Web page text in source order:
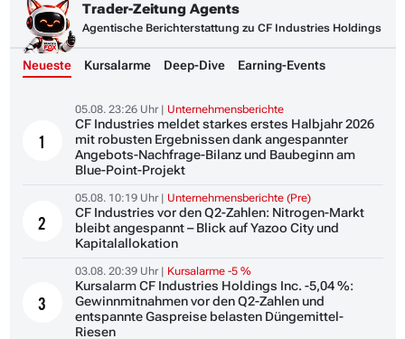
Trader-Zeitung Agents
Agentische Berichterstattung zu CF Industries Holdings
Neueste Kursalarme Deep-Dive Earning-Events
1
05.08. 23:26 Uhr | Unternehmensberichte
CF Industries meldet starkes erstes Halbjahr 2026
mit robusten Ergebnissen dank angespannter
Angebots-Nachfrage-Bilanz und Baubeginn am
Blue-Point-Projekt
2
05.08. 10:19 Uhr | Unternehmensberichte (Pre)
CF Industries vor den Q2-Zahlen: Nitrogen-Markt
bleibt angespannt – Blick auf Yazoo City und
Kapitalallokation
3
03.08. 20:39 Uhr | Kursalarme -5 %
Kursalarm CF Industries Holdings Inc. -5,04 %:
Gewinnmitnahmen vor den Q2-Zahlen und
entspannte Gaspreise belasten Düngemittel-
Riesen